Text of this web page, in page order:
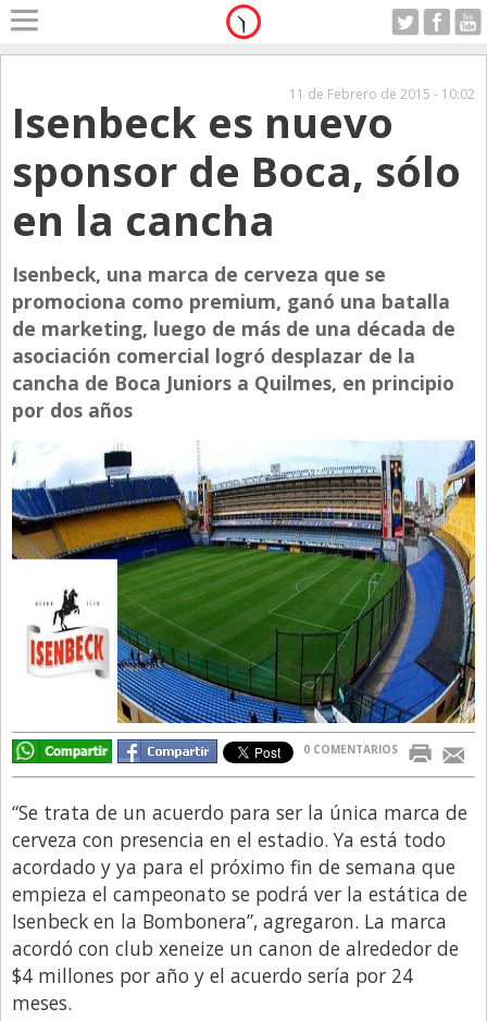
Home
Alerta
Anticipo
Campo
Club House
Coleccionistas
Con Estilo
De Bolsillo
Diarios de Argentina
Diarios del Mundo
Directivos
Ecología y Ambiente
Economía
El Experto
El Innovador
El Precio Que Yo Ví
Entrevista
Entrevista Exclusiva
Finanzas
Gastronomia
Internacionales
La Opinión del Director
Legales
Libro de Quejas
11 de Febrero de 2015 - 10:02
Isenbeck es nuevo
sponsor de Boca, sólo
en la cancha
Isenbeck, una marca de cerveza que se
promociona como premium, ganó una batalla
de marketing, luego de más de una década de
asociación comercial logró desplazar de la
cancha de Boca Juniors a Quilmes, en principio
por dos años
0 COMENTARIOS
“Se trata de un acuerdo para ser la única marca de
cerveza con presencia en el estadio. Ya está todo
acordado y ya para el próximo fin de semana que
empieza el campeonato se podrá ver la estática de
Isenbeck en la Bombonera”, agregaron. La marca
acordó con club xeneize un canon de alrededor de
$4 millones por año y el acuerdo sería por 24
meses.